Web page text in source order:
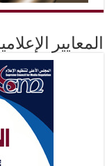
المعايير